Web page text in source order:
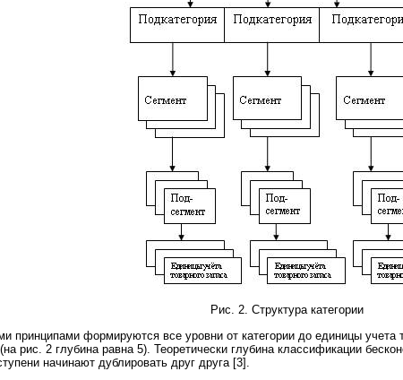
Рис. 2. Структура категории
принципами формируются все уровни от категории до единицы учета
рис. 2 глубина равна 5). Теоретически глубина классификации
начинают дублировать друг друга [3].